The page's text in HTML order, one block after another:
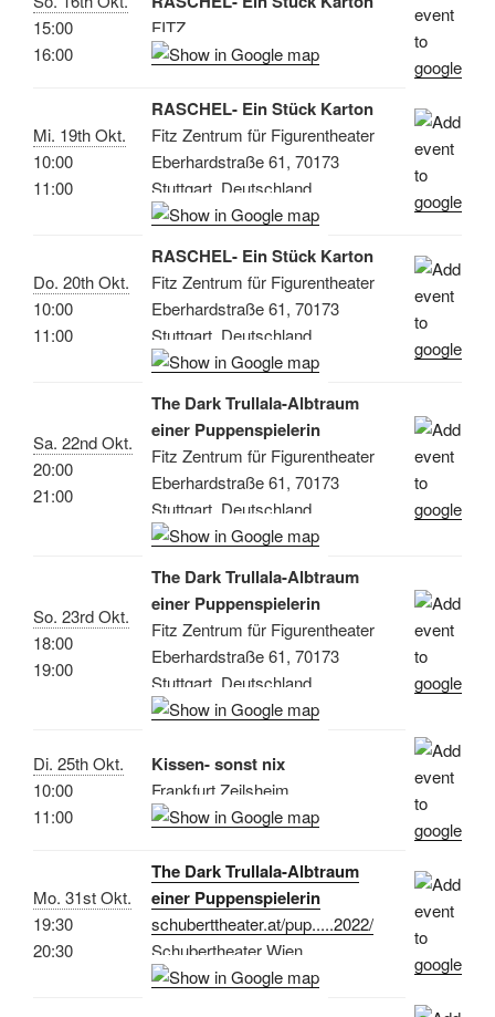
15:00
16:00
FITZ
Mi. 19th Okt.
10:00
11:00
RASCHEL- Ein Stück Karton
Fitz Zentrum für Figurentheater
Eberhardstraße 61, 70173
Stuttgart, Deutschland
Do. 20th Okt.
10:00
11:00
RASCHEL- Ein Stück Karton
Fitz Zentrum für Figurentheater
Eberhardstraße 61, 70173
Stuttgart, Deutschland
Sa. 22nd Okt.
20:00
21:00
The Dark Trullala-Albtraum
einer Puppenspielerin
Fitz Zentrum für Figurentheater
Eberhardstraße 61, 70173
Stuttgart, Deutschland
So. 23rd Okt.
18:00
19:00
The Dark Trullala-Albtraum
einer Puppenspielerin
Fitz Zentrum für Figurentheater
Eberhardstraße 61, 70173
Stuttgart, Deutschland
Di. 25th Okt.
10:00
11:00
Kissen- sonst nix
Frankfurt Zeilsheim
Mo. 31st Okt.
19:30
20:30
The Dark Trullala-Albtraum
einer Puppenspielerin
schuberttheater.at/pup.....2022/
Schubertheater Wien